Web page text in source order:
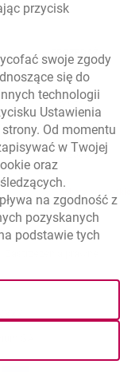
7.08.2026, 06:45:50
SPRZEDAŻ
4.4615
3.8725
4.7688
5.2089
SA
przycisk
swoje zgody
otwiera się w nowym
się do
technologii
Ustawienia
Od momentu
w Twojej
oraz
na zgodność z
pozyskanych
podstawie tych